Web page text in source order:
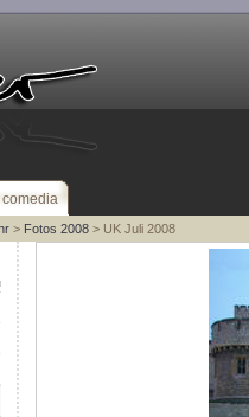
comedia
> Fotos 2008> UK Juli 2008